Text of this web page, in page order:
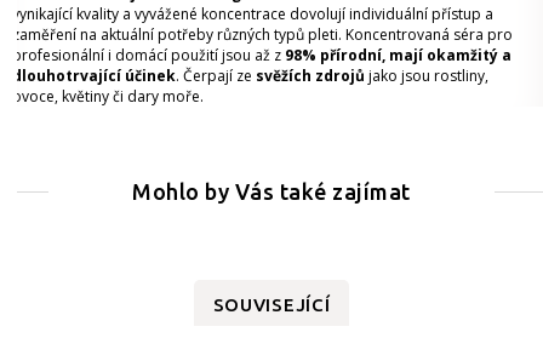
vynikající kvality a vyvážené koncentrace dovolují individuální přístup a
zaměření na aktuální potřeby různých typů pleti. Koncentrovaná séra pro
profesionální i domácí použití jsou až z 98% přírodní, mají okamžitý a
dlouhotrvající účinek. Čerpají ze svěžích zdrojů jako jsou rostliny,
ovoce, květiny či dary moře.
Mohlo by Vás také zajímat
SOUVISEJÍCÍ